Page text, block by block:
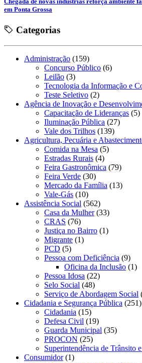
em Ponta Grossa
Categorias
Administração (159)
Concurso Público (6)
Leilão (3)
Tecnologia da Informação e
Teste Seletivo (2)
Agência de Inovação e
Capacitação de Lideranças (5)
Iluminação Pública (27)
Vale dos Trilhos (139)
Agricultura, Pecuária e
Comida na Mesa (5)
Estradas Rurais (4)
Feira Gastronômica (79)
Feira Verde (30)
Mercado da Família (13)
Vale-Gás (10)
Assistência Social (562)
Casa da Mulher(33)
CRAS (76)
Justiça no Bairro (1)
Migrante (1)
PCD (5)
Pessoa com Deficiência (9)
Oficina da Inclusão (1)
Pessoa Idosa (22)
Selo Social (48)
Serviço de Abordagem Social
Cidadania e Segurança Pública (251)
Cidadania (15)
Defesa Civil (19)
Guarda Municipal (35)
PROCON (25)
Superintendência de Trânsito
Consumidor(1)